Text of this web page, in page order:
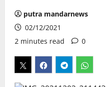
putra mandarnews
02/12/2021
2 minutes read
0